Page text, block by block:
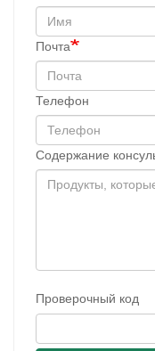
Почта
Телефон
Содержание
Проверочный код